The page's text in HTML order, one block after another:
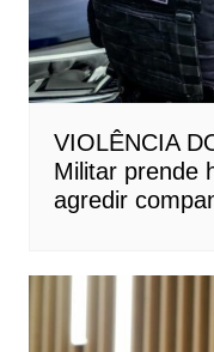
VIOLÊNCIA
Militar prende
agredir